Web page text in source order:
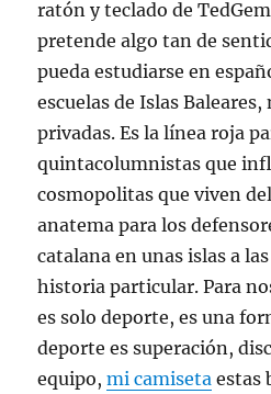
ratón y teclado de
pretende algo tan de
pueda estudiarse en
escuelas de Islas
privadas. Es la línea roja
quintacolumnistas que
cosmopolitas que viven
anatema para los
catalana en unas islas a
historia particular. Para
es solo deporte, es una
deporte es superación,
equipo,mi camiseta estas